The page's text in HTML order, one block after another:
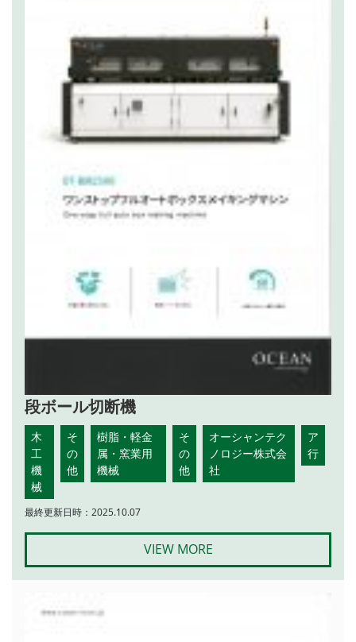
段ボール切断機
木
工
機
械
そ
の
他
樹脂・軽金
属・窯業用
機械
そ
の
他
オーシャンテク
ノロジー株式会
社
ア
行
最終更新日時：2025.10.07
VIEW MORE